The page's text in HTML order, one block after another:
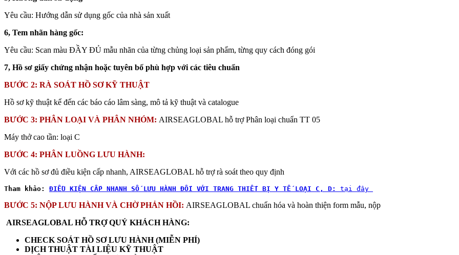
Yêu cầu: Hướng dẫn sử dụng gốc của nhà sản xuất
6, Tem nhãn hàng gốc:
Yêu cầu: Scan màu ĐẦY ĐỦ mẫu nhãn của từng chủng loại sản phẩm, từng quy cách đóng gói
7, Hồ sơ giấy chứng nhận hoặc tuyên bố phù hợp với các tiêu chuẩn
BƯỚC 2: RÀ SOÁT HỒ SƠ KỸ THUẬT
Hồ sơ kỹ thuật kể đến các báo cáo lâm sàng, mô tả kỹ thuật và catalogue
BƯỚC 3: PHÂN LOẠI VÀ PHÂN NHÓM: AIRSEAGLOBAL hỗ trợ Phân loại chuẩn TT 05
Máy thở cao tần: loại C
BƯỚC 4: PHÂN LUỒNG LƯU HÀNH:
Với các hồ sơ đủ điều kiện cấp nhanh, AIRSEAGLOBAL hỗ trợ rà soát theo quy định
Tham khảo: ĐIỀU KIỆN CẤP NHANH SỐ LƯU HÀNH ĐỐI VỚI TRANG THIẾT BỊ Y TẾ LOẠI C, D: tại đây
BƯỚC 5: NỘP LƯU HÀNH VÀ CHỜ PHẢN HỒI: AIRSEAGLOBAL chuẩn hóa và hoàn thiện form mẫu, nộp
AIRSEAGLOBAL HỖ TRỢ QUÝ KHÁCH HÀNG:
CHECK SOÁT HỒ SƠ LƯU HÀNH (MIỄN PHÍ)
DỊCH THUẬT TÀI LIỆU KỸ THUẬT